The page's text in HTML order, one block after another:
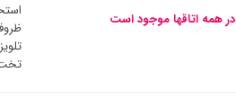
در همه اتاقها موجود است